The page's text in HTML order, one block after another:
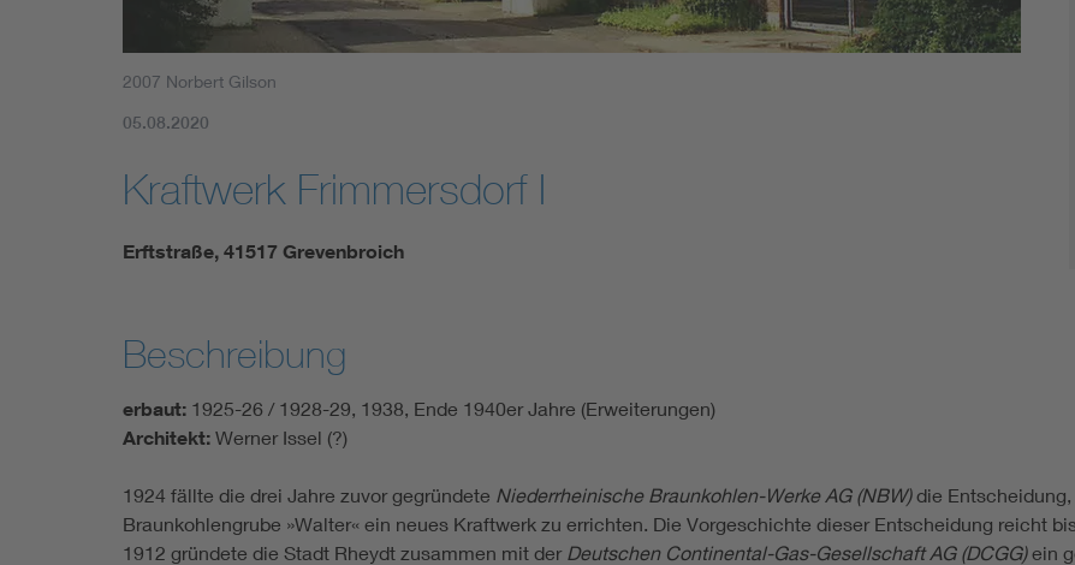
2007 Norbert Gilson
05.08.2020
Kraftwerk Frimmersdorf I
Erftstraße, 41517 Grevenbroich
Beschreibung
erbaut: 1925-26 / 1928-29, 1938, Ende 1940er Jahre (Erweiterungen)
Architekt: Werner Issel (?)
1924 fällte die drei Jahre zuvor gegründete Niederrheinische Braunkohlen-Werke AG (NBW)die Entscheidung,
Braunkohlengrube »Walter« ein neues Kraftwerk zu errichten. Die Vorgeschichte dieser Entscheidung reicht
1912 gründete die Stadt Rheydt zusammen mit der Deutschen Continental-Gas-Gesellschaft AG (DCGG)ein